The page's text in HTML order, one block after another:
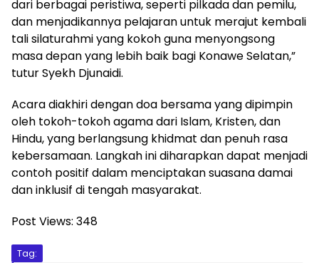
dari berbagai peristiwa, seperti pilkada dan pemilu,
dan menjadikannya pelajaran untuk merajut kembali
tali silaturahmi yang kokoh guna menyongsong
masa depan yang lebih baik bagi Konawe Selatan,”
tutur Syekh Djunaidi.
Acara diakhiri dengan doa bersama yang dipimpin
oleh tokoh-tokoh agama dari Islam, Kristen, dan
Hindu, yang berlangsung khidmat dan penuh rasa
kebersamaan. Langkah ini diharapkan dapat menjadi
contoh positif dalam menciptakan suasana damai
dan inklusif di tengah masyarakat.
Post Views: 348
Tag: